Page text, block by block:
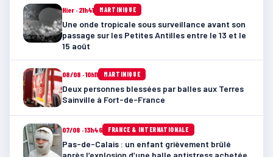
Hier · 21h41 MARTINIQUE
Une onde tropicale sous surveillance avant son
passage sur les Petites Antilles entre le 13 et le
15 août
08/08 · 10h11 MARTINIQUE
Deux personnes blessées par balles aux Terres
Sainville à Fort-de-France
07/08 · 13h46 FRANCE & INTERNATIONALE
Pas-de-Calais : un enfant grièvement brûlé
après l’explosion d’une balle antistress achetée